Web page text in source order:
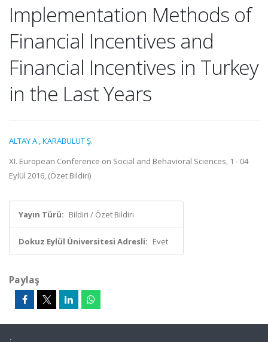
Implementation Methods of
Financial Incentives and
Financial Incentives in Turkey
in the Last Years
ALTAY A.,KARABULUT Ş.
XI. European Conference on Social and Behavioral Sciences, 1 - 04
Eylül 2016, (Özet Bildiri)
Yayın Türü: Bildiri / Özet Bildiri
Dokuz Eylül Üniversitesi Adresli: Evet
Paylaş